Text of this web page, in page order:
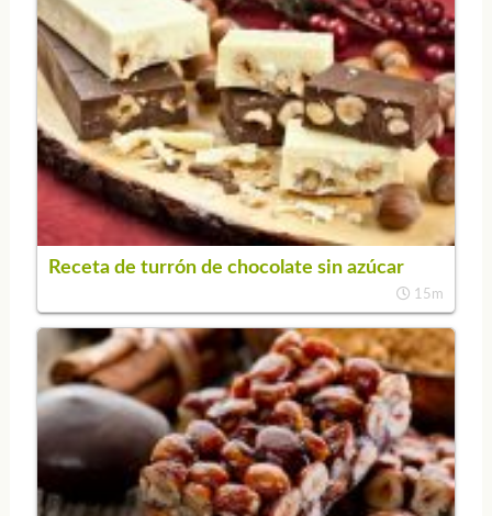
Receta de turrón de chocolate sin azúcar
15m